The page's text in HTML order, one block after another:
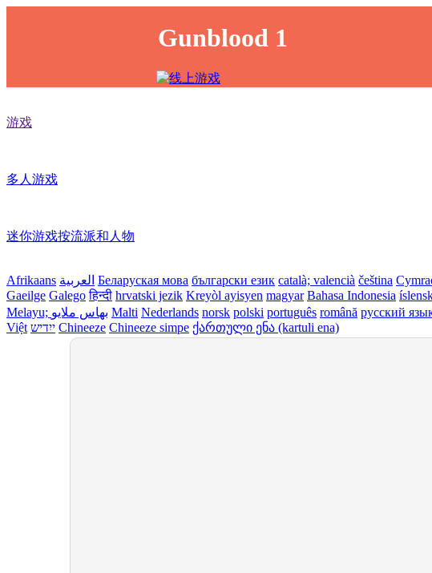
Gunblood 1
游戏
多人游戏
迷你游戏按流派和人物
Afrikaans العربية Беларуская мова български език català; valencià čeština
Gaeilge Galego हिन्दी hrvatski jezik Kreyòl ayisyen magyar Bahasa Indonesia
Melayu; بهاس ملايو Malti Nederlands norsk polski português română русский
Việt ייִדיש Chineeze Chineeze simpe ქართული ენა (kartuli ena)